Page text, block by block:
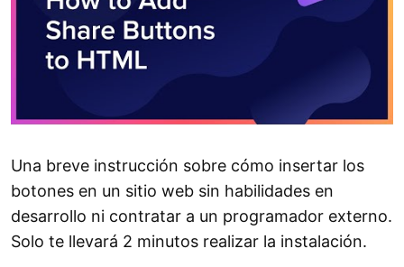
Una breve instrucción sobre cómo insertar los
botones en un sitio web sin habilidades en
desarrollo ni contratar a un programador externo.
Solo te llevará 2 minutos realizar la instalación.